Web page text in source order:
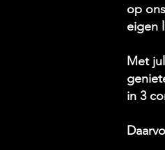
op
eigen
Met
in 3